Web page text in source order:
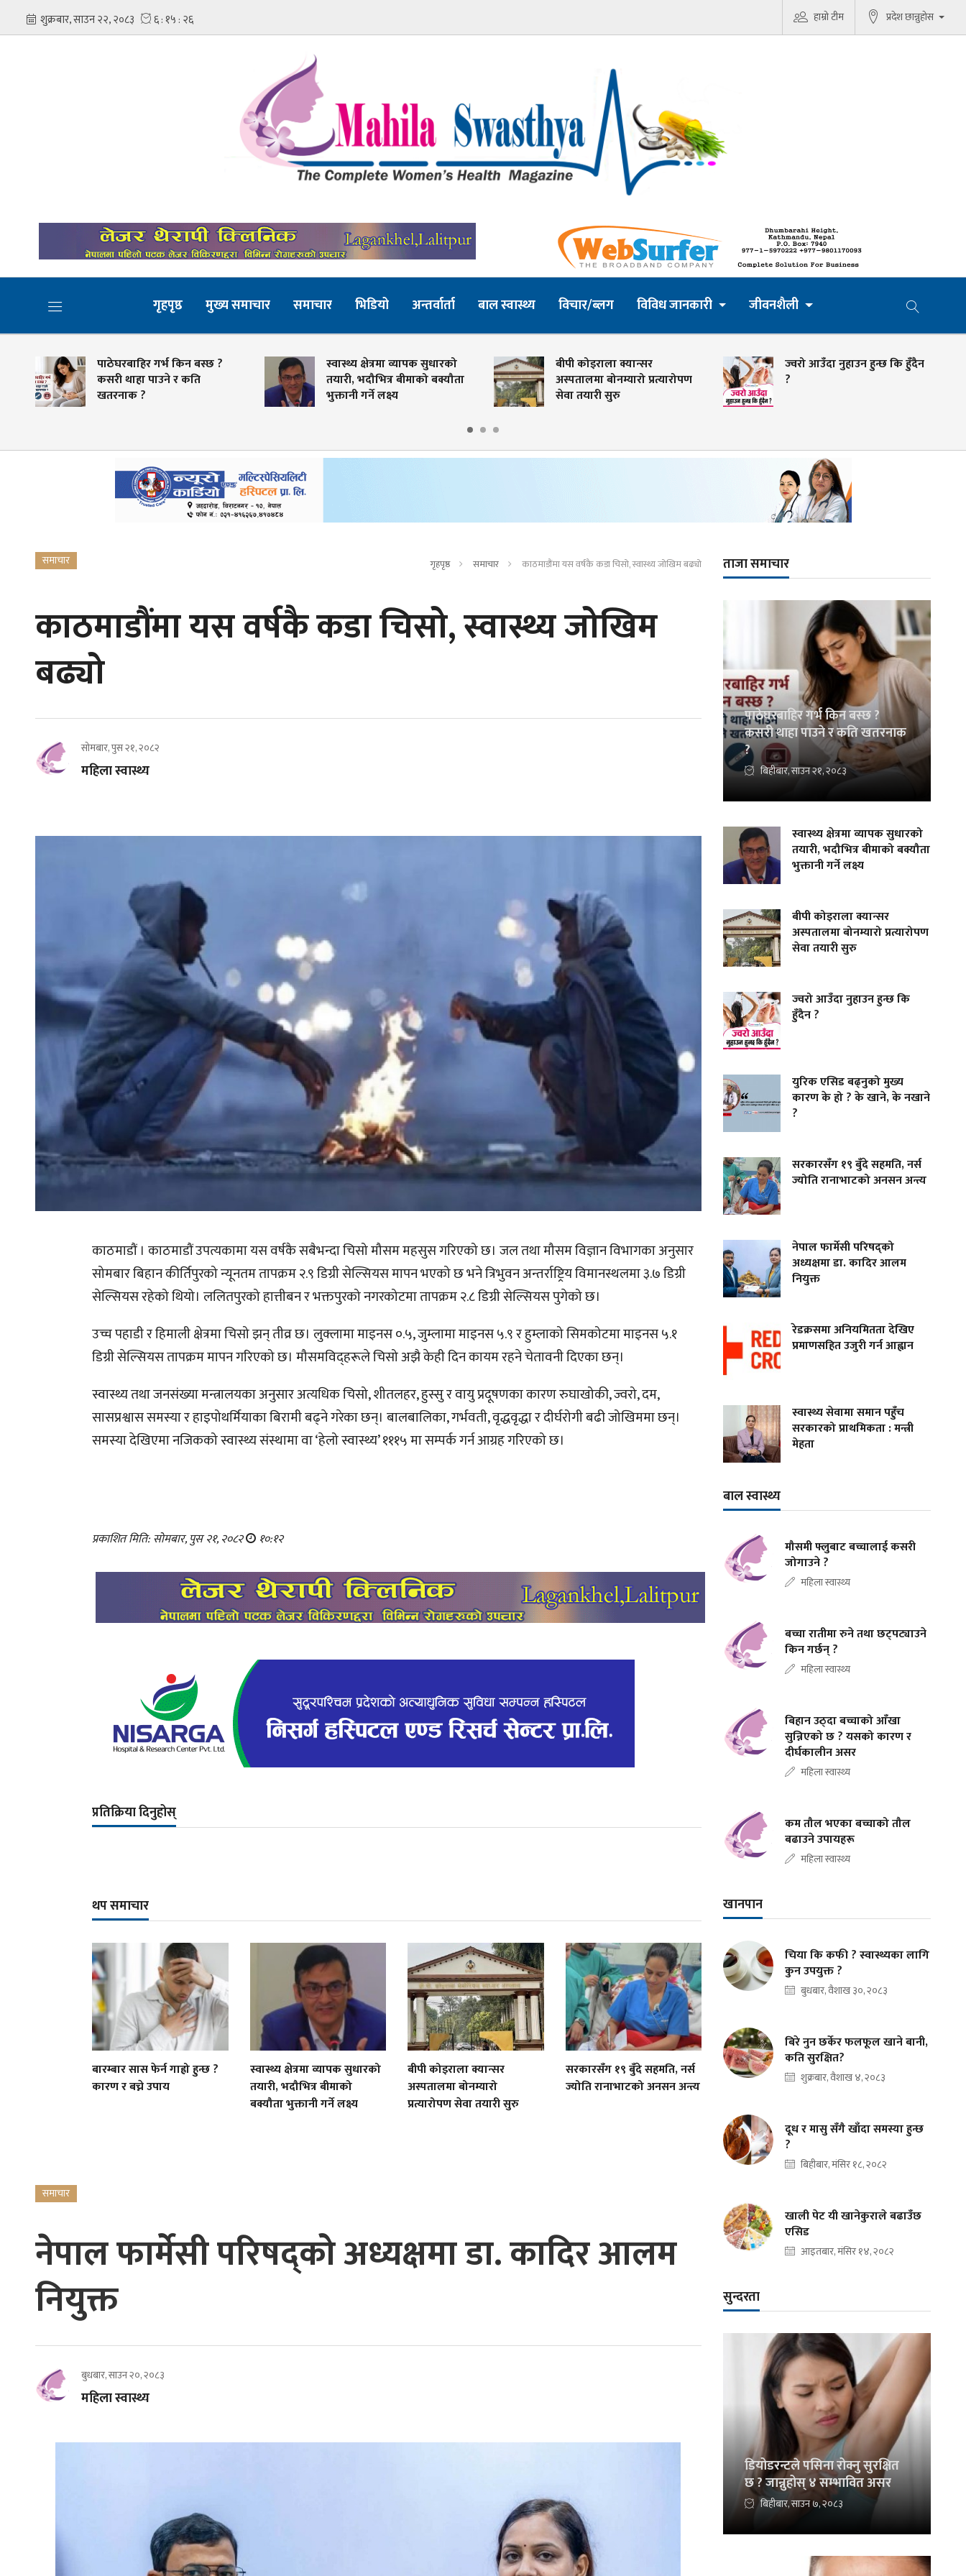
हाम्रो टीम प्रदेश छान्नुहोस
गृहपृष्ठ मुख्य समाचार समाचार भिडियो अन्तर्वार्ता बाल स्वास्थ्य विचार/ब्लग विविध जानकारी जीवनशैली
पाठेघरबाहिर गर्भ किन बस्छ ?
कसरी थाहा पाउने र कति
खतरनाक ?
स्वास्थ्य क्षेत्रमा व्यापक सुधारको
तयारी, भदौभित्र बीमाको बक्यौता
भुक्तानी गर्ने लक्ष्य
बीपी कोइराला क्यान्सर
अस्पतालमा बोनम्यारो प्रत्यारोपण
सेवा तयारी सुरु
ज्वरो आउँदा नुहाउन हुन्छ कि हुँदैन
?
समाचार गृहपृष्ठ समाचार काठमाडौंमा यस वर्षकै कडा चिसो, स्वास्थ्य जोखिम बढ्यो
काठमाडौंमा यस वर्षकै कडा चिसो, स्वास्थ्य जोखिम
बढ्यो
सोमबार, पुस २१, २०८२
महिला स्वास्थ्य
काठमाडौं । काठमाडौं उपत्यकामा यस वर्षकै सबैभन्दा चिसो मौसम महसुस गरिएको छ। जल तथा मौसम विज्ञान विभागका अनुसार
सोमबार बिहान कीर्तिपुरको न्यूनतम तापक्रम २.९ डिग्री सेल्सियस मापन भएको छ भने त्रिभुवन अन्तर्राष्ट्रिय विमानस्थलमा ३.७ डिग्री
सेल्सियस रहेको थियो। ललितपुरको हात्तीबन र भक्तपुरको नगरकोटमा तापक्रम २.८ डिग्री सेल्सियस पुगेको छ।
उच्च पहाडी र हिमाली क्षेत्रमा चिसो झन् तीव्र छ। लुक्लामा माइनस ०.५, जुम्लामा माइनस ५.९ र हुम्लाको सिमकोटमा माइनस ५.१
डिग्री सेल्सियस तापक्रम मापन गरिएको छ। मौसमविद्हरूले चिसो अझै केही दिन कायम रहने चेतावनी दिएका छन्।
स्वास्थ्य तथा जनसंख्या मन्त्रालयका अनुसार अत्यधिक चिसो, शीतलहर, हुस्सु र वायु प्रदूषणका कारण रुघाखोकी, ज्वरो, दम,
सासप्रश्वास समस्या र हाइपोथर्मियाका बिरामी बढ्ने गरेका छन्। बालबालिका, गर्भवती, वृद्धवृद्धा र दीर्घरोगी बढी जोखिममा छन्।
समस्या देखिएमा नजिकको स्वास्थ्य संस्थामा वा ‘हेलो स्वास्थ्य’ १११५ मा सम्पर्क गर्न आग्रह गरिएको छ।
प्रकाशित मिति: सोमबार, पुस २१, २०८२ १०:१२
प्रतिक्रिया दिनुहोस्
थप समाचार
बारम्बार सास फेर्न गाह्रो हुन्छ ?
कारण र बच्ने उपाय
स्वास्थ्य क्षेत्रमा व्यापक सुधारको
तयारी, भदौभित्र बीमाको
बक्यौता भुक्तानी गर्ने लक्ष्य
बीपी कोइराला क्यान्सर
अस्पतालमा बोनम्यारो
प्रत्यारोपण सेवा तयारी सुरु
सरकारसँग १९ बुँदे सहमति, नर्स
ज्योति रानाभाटको अनसन अन्त्य
समाचार
नेपाल फार्मेसी परिषद्को अध्यक्षमा डा. कादिर आलम
नियुक्त
बुधबार, साउन २०, २०८३
महिला स्वास्थ्य
ताजा समाचार
पाठेघरबाहिर गर्भ किन बस्छ ?
कसरी थाहा पाउने र कति खतरनाक
?
बिहीबार, साउन २१, २०८३
स्वास्थ्य क्षेत्रमा व्यापक सुधारको
तयारी, भदौभित्र बीमाको बक्यौता
भुक्तानी गर्ने लक्ष्य
बीपी कोइराला क्यान्सर
अस्पतालमा बोनम्यारो प्रत्यारोपण
सेवा तयारी सुरु
ज्वरो आउँदा नुहाउन हुन्छ कि
हुँदैन ?
युरिक एसिड बढ्नुको मुख्य
कारण के हो ? के खाने, के नखाने
?
सरकारसँग १९ बुँदे सहमति, नर्स
ज्योति रानाभाटको अनसन अन्त्य
नेपाल फार्मेसी परिषद्को
अध्यक्षमा डा. कादिर आलम
नियुक्त
रेडक्रसमा अनियमितता देखिए
प्रमाणसहित उजुरी गर्न आह्वान
स्वास्थ्य सेवामा समान पहुँच
सरकारको प्राथमिकता : मन्त्री
मेहता
बाल स्वास्थ्य
मौसमी फ्लुबाट बच्चालाई कसरी
जोगाउने ?
महिला स्वास्थ्य
बच्चा रातीमा रुने तथा छट्पट्याउने
किन गर्छन् ?
महिला स्वास्थ्य
बिहान उठ्दा बच्चाको आँखा
सुन्निएको छ ? यसको कारण र
दीर्घकालीन असर
महिला स्वास्थ्य
कम तौल भएका बच्चाको तौल
बढाउने उपायहरू
महिला स्वास्थ्य
खानपान
चिया कि कफी ? स्वास्थ्यका लागि
कुन उपयुक्त ?
बुधबार, वैशाख ३०, २०८३
बिरे नुन छर्केर फलफूल खाने बानी,
कति सुरक्षित?
शुक्रबार, वैशाख ४, २०८३
दूध र मासु सँगै खाँदा समस्या हुन्छ
?
बिहीबार, मंसिर १८, २०८२
खाली पेट यी खानेकुराले बढाउँछ
एसिड
आइतबार, मंसिर १४, २०८२
सुन्दरता
डियोडरन्टले पसिना रोक्नु सुरक्षित
छ ? जान्नुहोस् ४ सम्भावित असर
बिहीबार, साउन ७, २०८३